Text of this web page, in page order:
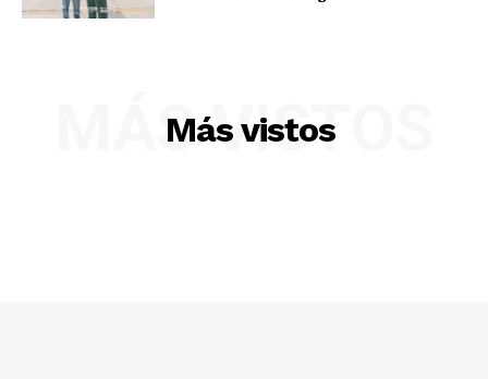
Diario los Andes
Más vistos
MÁS VISTOS